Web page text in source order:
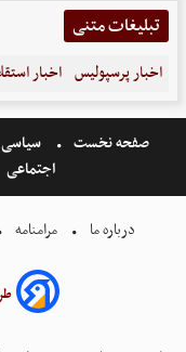
تبلیغات متنی
اخبار پرسپولیس اخبار
صفحه نخست سیاسی
اجتماعی
درباره ما مرامنامه